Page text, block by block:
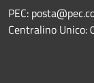
PEC:
Centralino Unico: